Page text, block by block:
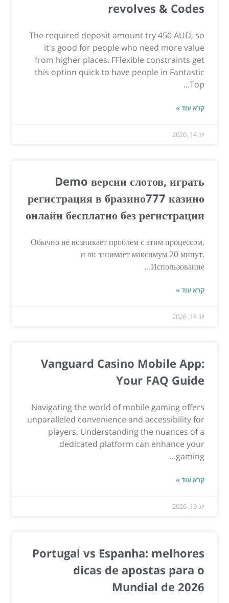
revolves & Codes
The required deposit amount try 450 AUD, so
it's good for people who need more value
from higher places. FFlexible constraints get
this option quick to have people in Fantastic
Top...
קרא עוד »
יונ 14, 2026
Demo версии слотов, играть
регистрация в бразино777 казино
онлайн бесплатно без регистрации
Обычно не возникает проблем с этим процессом,
и он занимает максимум 20 минут.
Использование...
קרא עוד »
יונ 14, 2026
Vanguard Casino Mobile App:
Your FAQ Guide
Navigating the world of mobile gaming offers
unparalleled convenience and accessibility for
players. Understanding the nuances of a
dedicated platform can enhance your
gaming...
קרא עוד »
יונ 19, 2026
Portugal vs Espanha: melhores
dicas de apostas para o
Mundial de 2026